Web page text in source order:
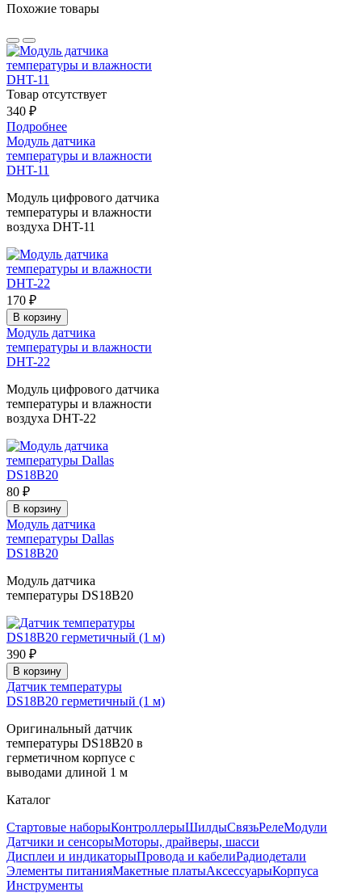
Похожие товары
Товар отсутствует
340 ₽
Подробнее
Модуль датчика
температуры и влажности
DHT-11
Модуль цифрового датчика
температуры и влажности
воздуха DHT-11
170 ₽
В корзину
Модуль датчика
температуры и влажности
DHT-22
Модуль цифрового датчика
температуры и влажности
воздуха DHT-22
80 ₽
В корзину
Модуль датчика
температуры Dallas
DS18B20
Модуль датчика
температуры DS18B20
390 ₽
В корзину
Датчик температуры
DS18B20 герметичный (1 м)
Оригинальный датчик
температуры DS18B20 в
герметичном корпусе с
выводами длиной 1 м
Каталог
Стартовые наборыКонтроллерыШилдыСвязьРелеМодули
Датчики и сенсорыМоторы, драйверы, шасси
Дисплеи и индикаторыПровода и кабелиРадиодетали
Элементы питанияМакетные платыАксессуарыКорпуса
Инструменты